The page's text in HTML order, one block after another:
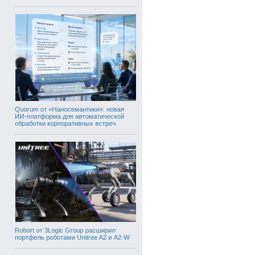
Quorum от «Наносемантики»: новая
ИИ-платформа для автоматической
обработки корпоративных встреч
Robort от 3Logic Group расширил
портфель роботами Unitree A2 и A2-W